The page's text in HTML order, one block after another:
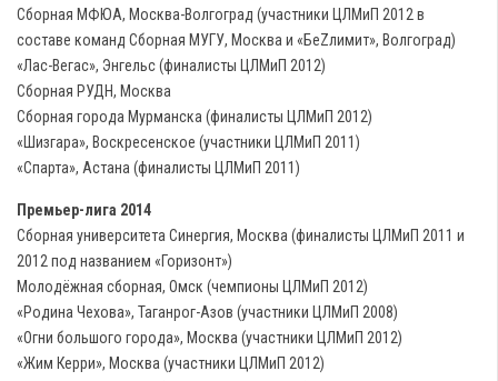
Сборная МФЮА, Москва-Волгоград (участники ЦЛМиП 2012 в
составе команд Сборная МУГУ, Москва и «БеZлимит», Волгоград)
«Лас-Вегас», Энгельс (финалисты ЦЛМиП 2012)
Сборная РУДН, Москва
Сборная города Мурманска (финалисты ЦЛМиП 2012)
«Шизгара», Воскресенское (участники ЦЛМиП 2011)
«Спарта», Астана (финалисты ЦЛМиП 2011)
Премьер-лига 2014
Сборная университета Синергия, Москва (финалисты ЦЛМиП 2011 и
2012 под названием «Горизонт»)
Молодёжная сборная, Омск (чемпионы ЦЛМиП 2012)
«Родина Чехова», Таганрог-Азов (участники ЦЛМиП 2008)
«Огни большого города», Москва (участники ЦЛМиП 2012)
«Жим Керри», Москва (участники ЦЛМиП 2012)